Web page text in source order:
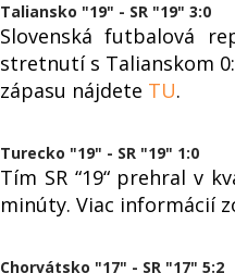
Taliansko "19" - SR "19" 3:0
Slovenská futbalová
stretnutí s Talianskom
zápasu nájdete TU.
Turecko "19" - SR "19" 1:0
Tím SR “19“ prehral v
minúty. Viac informácií
Chorvátsko "17" - SR "17" 5:2